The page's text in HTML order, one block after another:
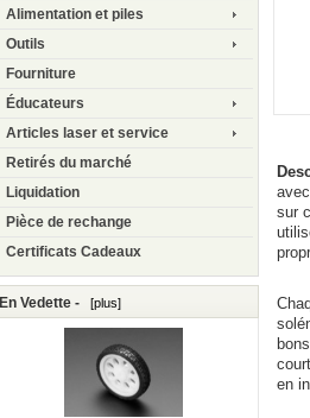
Alimentation et piles
Outils
Fourniture
Éducateurs
Articles laser et service
Retirés du marché
Liquidation
Pièce de rechange
Certificats Cadeaux
En Vedette - [plus]
sur
en